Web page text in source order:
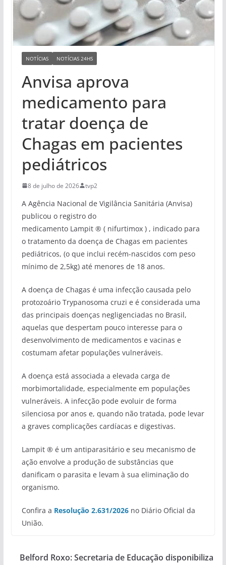
NOTÍCIAS NOTÍCIAS 24HS
Anvisa aprova
medicamento para
tratar doença de
Chagas em pacientes
pediátricos
8 de julho de 2026 tvp2
A Agência Nacional de Vigilância Sanitária (Anvisa)
publicou o registro do
medicamento Lampit ® ( nifurtimox ) , indicado para
o tratamento da doença de Chagas em pacientes
pediátricos, (o que inclui recém-nascidos com peso
mínimo de 2,5kg) até menores de 18 anos.
A doença de Chagas é uma infecção causada pelo
protozoário Trypanosoma cruzi e é considerada uma
das principais doenças negligenciadas no Brasil,
aquelas que despertam pouco interesse para o
desenvolvimento de medicamentos e vacinas e
costumam afetar populações vulneráveis.
A doença está associada a elevada carga de
morbimortalidade, especialmente em populações
vulneráveis. A infecção pode evoluir de forma
silenciosa por anos e, quando não tratada, pode levar
a graves complicações cardíacas e digestivas.
Lampit ® é um antiparasitário e seu mecanismo de
ação envolve a produção de substâncias que
danificam o parasita e levam à sua eliminação do
organismo.
Confira a Resolução 2.631/2026 no Diário Oficial da
União.
Belford Roxo: Secretaria de Educação disponibiliza